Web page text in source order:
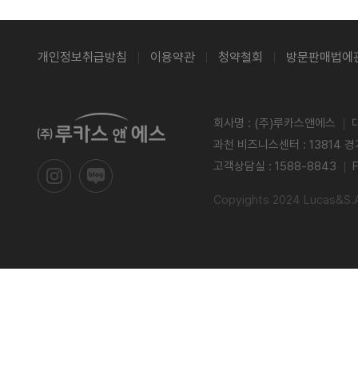
개인정보취급방침 이용약관 청약철회 방문판매법에
회사명 : (주)루카스앤에스
과천 비즈니스센터 : 13814
고객상담실 : 1588-8843
Copyights 2024